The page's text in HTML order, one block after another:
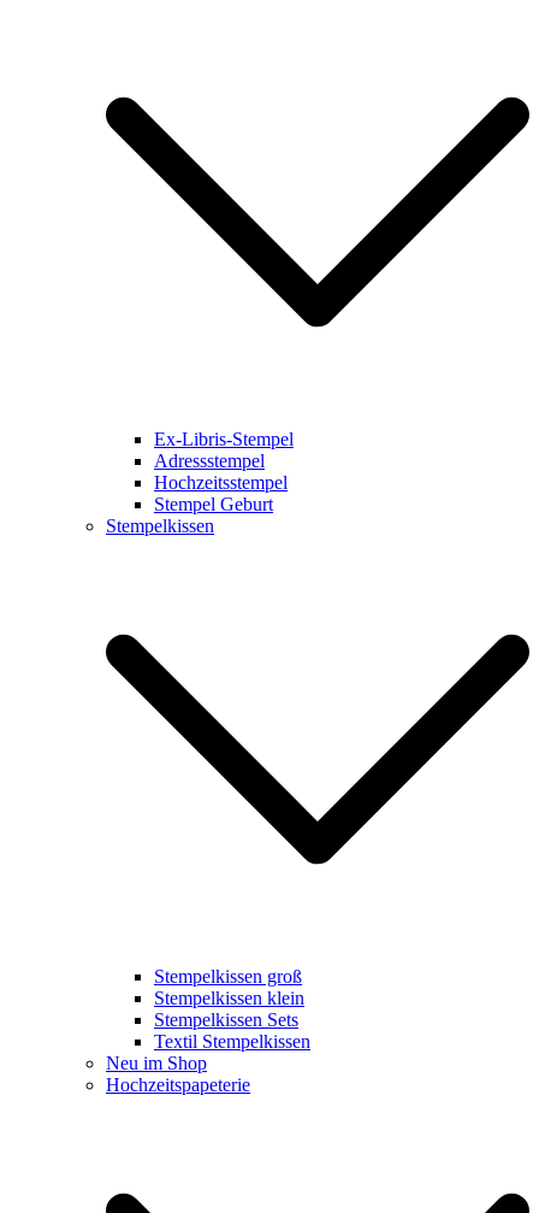
Ex-Libris-Stempel
Adressstempel
Hochzeitsstempel
Stempel Geburt
Stempelkissen
Stempelkissen groß
Stempelkissen klein
Stempelkissen Sets
Textil Stempelkissen
Neu im Shop
Hochzeitspapeterie